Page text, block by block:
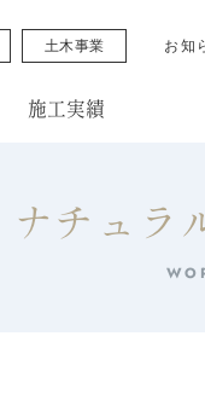
土木事業 お知
施工実績
ナチュラ